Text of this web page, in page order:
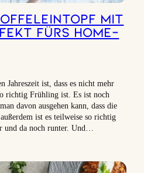
mit
fürs Home-
Jahreszeit ist, dass es nicht mehr
richtig Frühling ist. Es ist noch
davon ausgehen kann, dass die
ist es teilweise so richtig
und da noch runter. Und…